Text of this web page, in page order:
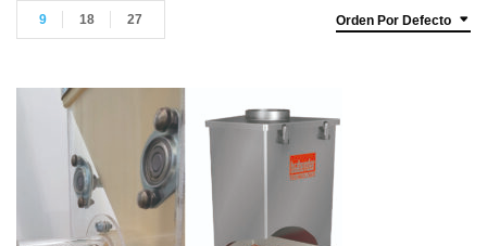
Orden Por Defecto
9 18 27